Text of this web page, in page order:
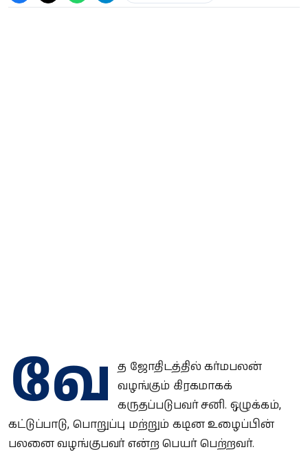
வே
த ஜோதிடத்தில் கர்மபலன்
வழங்கும் கிரகமாகக்
கருதப்படுபவர் சனி. ஒழுக்கம்,
கட்டுப்பாடு, பொறுப்பு மற்றும் கடின உழைப்பின்
பலனை வழங்குபவர் என்ற பெயர் பெற்றவர்.